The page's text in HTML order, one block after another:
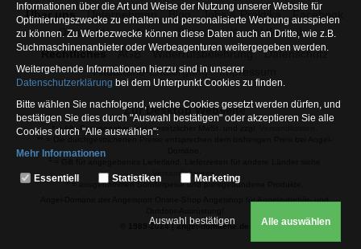
Über uns
Unternehmen Blog Jobs & Praktika
Facebook
Osterfeldsee
Archiv Sitemap
Kontaktformular
Rechtliches
AGB Widerrufsbelehrung
Datenschutz
Altbatterie-Entsorgung
Impressum
Zur Desktop Webseite
* = Alle Preisangaben inkl. gesetzlicher MwSt. und zzgl.
Versandinfoseite.
2= ausgenommen Sonderpeise und preisgebundene Produkte.
© 1989-2024 | angel-domaene.de
Informationen über die Art und Weise der Nutzung unserer Website für
Optimierungszwecke zu erhalten und personalisierte Werbung ausspielen
zu können. Zu Werbezwecke können diese Daten auch an Dritte, wie z.B.
Suchmaschinenanbieter oder Werbeagenturen weitergegeben werden.
Weitergehende Informationen hierzu sind in unserer
Datenschutzerklärung bei dem Unterpunkt Cookies zu finden.
Bitte wählen Sie nachfolgend, welche Cookies gesetzt werden dürfen, und
bestätigen Sie dies durch "Auswahl bestätigen" oder akzeptieren Sie alle
Cookies durch "Alle auswählen":
Mehr Informationen
Essentiell
weshalb auf diese nicht verzichtet werden kann
Essentiell Statistiken Marketing
Auswahl bestätigen Alle auswählen